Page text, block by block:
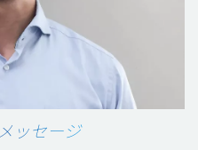
ッセージ